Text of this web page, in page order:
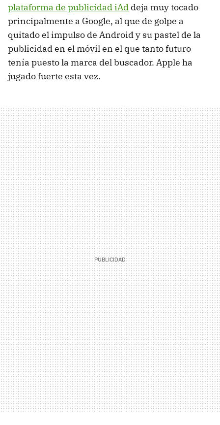
plataforma de publicidad iAd deja muy tocado
principalmente a Google, al que de golpe a
quitado el impulso de Android y su pastel de la
publicidad en el móvil en el que tanto futuro
tenía puesto la marca del buscador. Apple ha
jugado fuerte esta vez.